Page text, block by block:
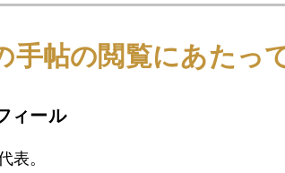
手帖の閲覧にあたっ
ィール
表。